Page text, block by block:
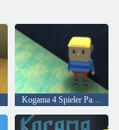
Kogama 4 Spieler Parkour